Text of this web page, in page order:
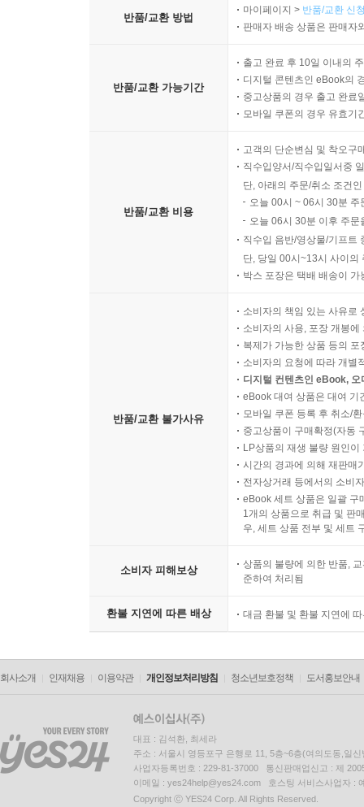
반품/교환 방법
마이페이지 > 반품/교환 신
판매자 배송 상품은 판매자
반품/교환 가능기간
출고 완료 후 10일 이내의
디지털 콘텐츠인 eBook의
중고상품의 경우 출고 완료
모바일 쿠폰의 경우 유효기
반품/교환 비용
고객의 단순변심 및 착오구
직수입양서/직수입일서중
단, 아래의 주문/취소 조건
오늘 00시 ~ 06시 30분
오늘 06시 30분 이후 주
직수입 음반/영상물/기프트
단, 당일 00시~13시 사이의
박스 포장은 택배 배송이
반품/교환 불가사유
소비자의 책임 있는 사유로
소비자의 사용, 포장 개봉
복제가 가능한 상품 등의
소비자의 요청에 따라 개별
디지털 컨텐츠인 eBook,
eBook 대여 상품은 대여 기
모바일 쿠폰 등록 후 취소/
중고상품이 구매확정(자동
LP상품의 재생 불량 원인
시간의 경과에 의해 재판매
전자상거래 등에서의 소비
eBook 세트 상품은 일괄 구
1개의 상품으로 취급 및 판
우, 세트 상품 전부 및 세트
소비자 피해보상
상품의 불량에 의한 반품,
준하여 처리됨
환불 지연에 따른 배상 대금 환불 및 환불 지연에
회사소개 인재채용 이용약관 개인정보처리방침 청소년보호정책 도서홍보안내
대표 : 김석환, 최세라
주소 : 서울시 영등포구 은행로 11, 5층~6층(여의도동,일신
사업자등록번호 : 229-81-37000 통신판매업신고 : 제
이메일 : yes24help@yes24.com 호스팅 서비스사업자 :
Copyright ⓒ YES24 Corp. All Rights Reserved.